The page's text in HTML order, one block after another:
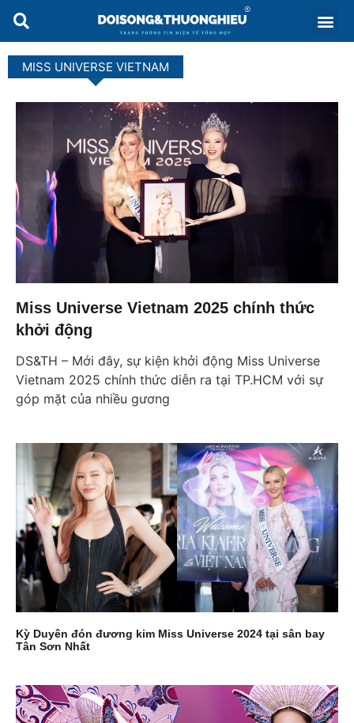
MISS UNIVERSE VIETNAM
Miss Universe Vietnam 2025 chính thức
khởi động
DS&TH – Mới đây, sự kiện khởi động Miss Universe
Vietnam 2025 chính thức diễn ra tại TP.HCM với sự
góp mặt của nhiều gương
Kỳ Duyên đón đương kim Miss Universe 2024 tại sân bay
Tân Sơn Nhất